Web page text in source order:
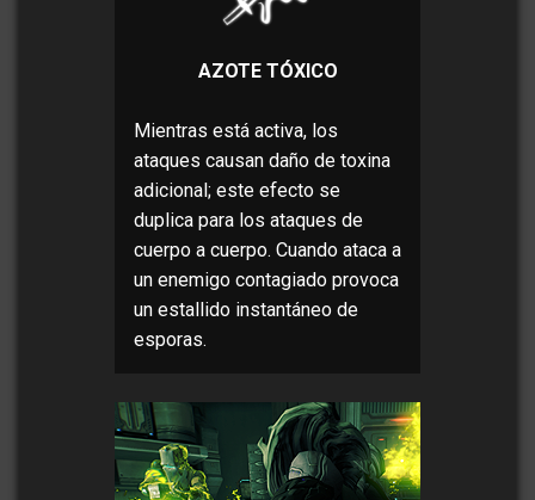
AZOTE TÓXICO
Mientras está activa, los
ataques causan daño de toxina
adicional; este efecto se
duplica para los ataques de
cuerpo a cuerpo. Cuando ataca a
un enemigo contagiado provoca
un estallido instantáneo de
esporas.